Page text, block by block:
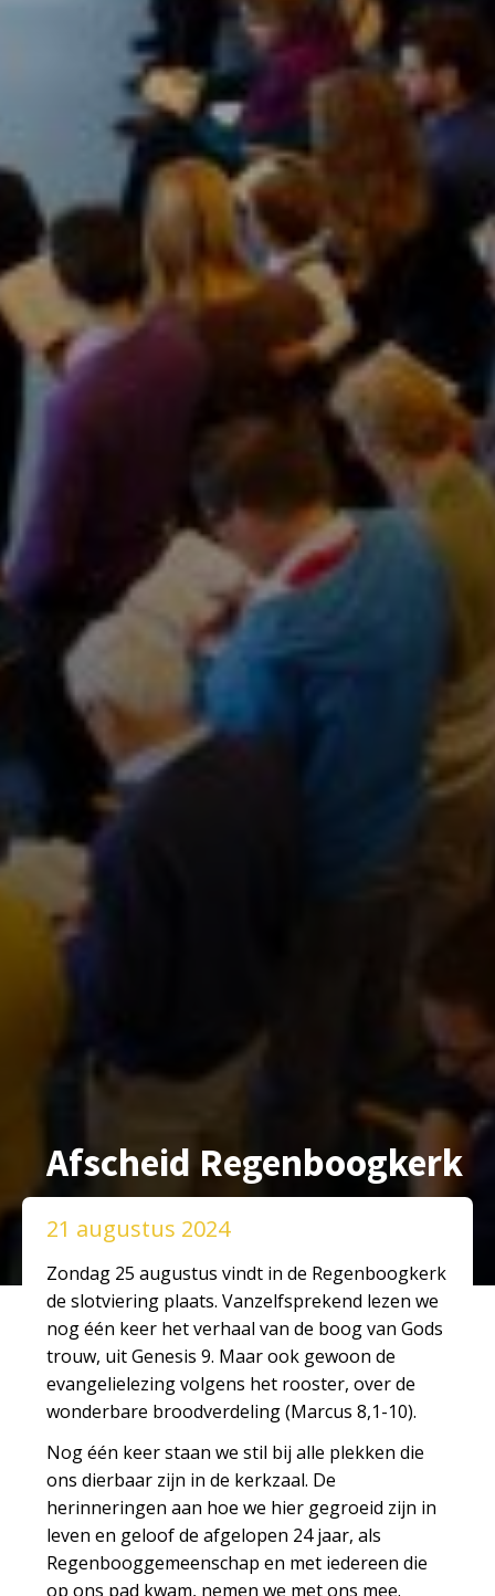
Afscheid Regenboogkerk
21 augustus 2024
Zondag 25 augustus vindt in de Regenboogkerk
de slotviering plaats. Vanzelfsprekend lezen we
nog één keer het verhaal van de boog van Gods
trouw, uit Genesis 9. Maar ook gewoon de
evangelielezing volgens het rooster, over de
wonderbare broodverdeling (Marcus 8,1-10).
Nog één keer staan we stil bij alle plekken die
ons dierbaar zijn in de kerkzaal. De
herinneringen aan hoe we hier gegroeid zijn in
leven en geloof de afgelopen 24 jaar, als
Regenbooggemeenschap en met iedereen die
op ons pad kwam, nemen we met ons mee.